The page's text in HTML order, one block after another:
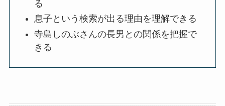
る
息子という検索が出る理由を理解できる
寺島しのぶさんの長男との関係を把握で
きる